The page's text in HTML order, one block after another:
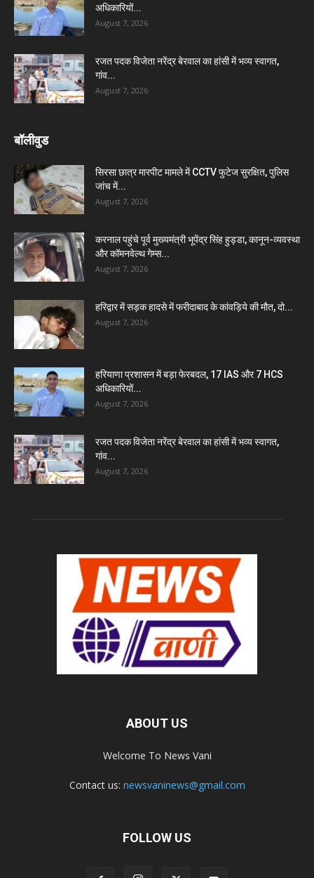
अधिकारियों...
August 7, 2026
रजत पदक विजेता नरेंद्र बेरवाल का हांसी में भव्य स्वागत,
गांव...
August 7, 2026
बॉलीवुड
सिरसा छात्र मारपीट मामले में CCTV फुटेज सुरक्षित, पुलिस
जांच में...
August 7, 2026
करनाल पहुंचे पूर्व मुख्यमंत्री भूपेंद्र सिंह हुड्डा, कानून-व्यवस्था
और कॉमनवेल्थ गेम्स...
August 7, 2026
हरिद्वार में सड़क हादसे में फरीदाबाद के कांवड़िये की मौत, दो...
August 7, 2026
हरियाणा प्रशासन में बड़ा फेरबदल, 17 IAS और 7 HCS
अधिकारियों...
August 7, 2026
रजत पदक विजेता नरेंद्र बेरवाल का हांसी में भव्य स्वागत,
गांव...
August 7, 2026
ABOUT US
Welcome To News Vani
Contact us: newsvaninews@gmail.com
FOLLOW US